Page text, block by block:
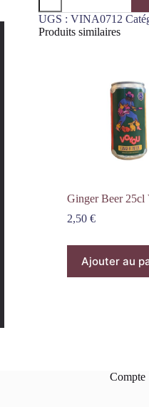
d'eau
1,5L
UGS : VINA0712
Produits similaires
Ginger Beer 25cl
2,50 €
Ajouter au
Compte